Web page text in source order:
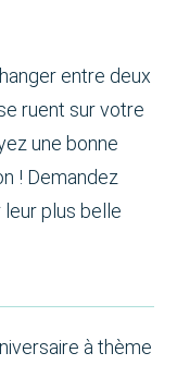
entre deux
ruent sur votre
une bonne
! Demandez
leur plus belle
à thème